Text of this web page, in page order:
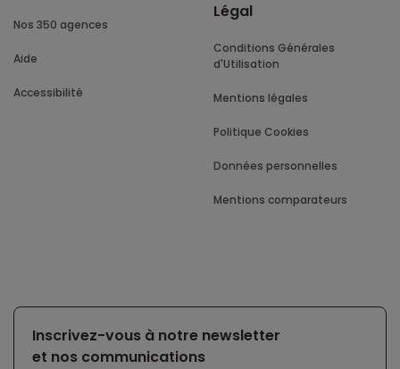
Nos 350 agences
Aide
Accessibilité
Légal
Conditions Générales
d'Utilisation
Mentions légales
Politique Cookies
Données personnelles
Mentions comparateurs
Inscrivez-vous à notre newsletter
et nos communications